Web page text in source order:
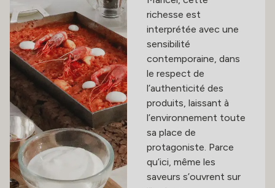
richesse est
interprétée avec une
sensibilité
contemporaine, dans
le respect de
l’authenticité des
produits, laissant à
l’environnement toute
sa place de
protagoniste. Parce
qu’ici, même les
saveurs s’ouvrent sur